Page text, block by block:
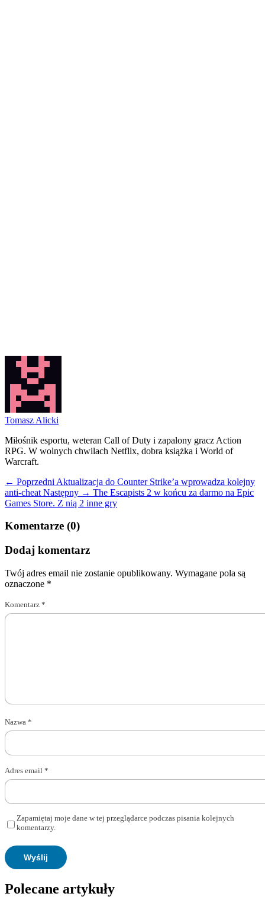
Tomasz Alicki
Miłośnik esportu, weteran Call of Duty i zapalony gracz Action
RPG. W wolnych chwilach Netflix, dobra książka i World of
Warcraft.
← Poprzedni Aktualizacja do Counter Strike’a wprowadza kolejny
anti-cheat Następny → The Escapists 2 w końcu za darmo na Epic
Games Store. Z nią 2 inne gry
Komentarze (0)
Dodaj komentarz
Twój adres email nie zostanie opublikowany. Wymagane pola są
oznaczone *
Komentarz *
Nazwa *
Adres email *
Zapamiętaj moje dane w tej przeglądarce podczas pisania kolejnych
komentarzy.
Polecane artykuły